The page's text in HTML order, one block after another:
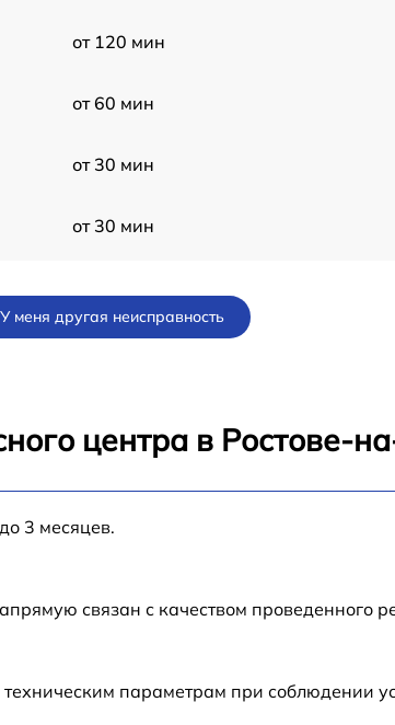
от 120 мин
от 60 мин
от 30 мин
от 30 мин
от 60 мин
У меня другая неисправность
центра в Ростове-
3 месяцев.
связан с качеством проведенного
параметрам при соблюдении